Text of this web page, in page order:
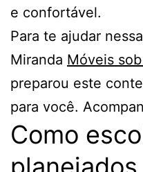
e confortável.
Para te ajudar
Miranda Móveis
preparou este
para você.
Como